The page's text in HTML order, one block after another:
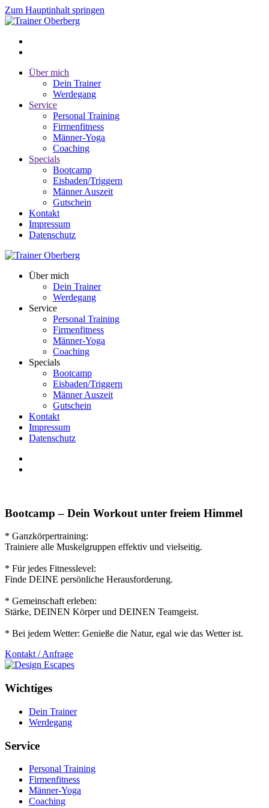
Zum Hauptinhalt springen
Über mich
Dein Trainer
Werdegang
Service
Personal Training
Firmenfitness
Männer-Yoga
Coaching
Specials
Bootcamp
Eisbaden/Triggern
Männer Auszeit
Gutschein
Kontakt
Impressum
Datenschutz
Über mich
Dein Trainer
Werdegang
Service
Personal Training
Firmenfitness
Männer-Yoga
Coaching
Specials
Bootcamp
Eisbaden/Triggern
Männer Auszeit
Gutschein
Kontakt
Impressum
Datenschutz
Bootcamp – Dein Workout unter freiem Himmel
* Ganzkörpertraining:
Trainiere alle Muskelgruppen effektiv und vielseitig.
* Für jedes Fitnesslevel:
Finde DEINE persönliche Herausforderung.
* Gemeinschaft erleben:
Stärke, DEINEN Körper und DEINEN Teamgeist.
* Bei jedem Wetter: Genieße die Natur, egal wie das Wetter ist.
Kontakt / Anfrage
Wichtiges
Dein Trainer
Werdegang
Service
Personal Training
Firmenfitness
Männer-Yoga
Coaching